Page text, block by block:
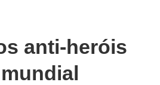
anti-heróis